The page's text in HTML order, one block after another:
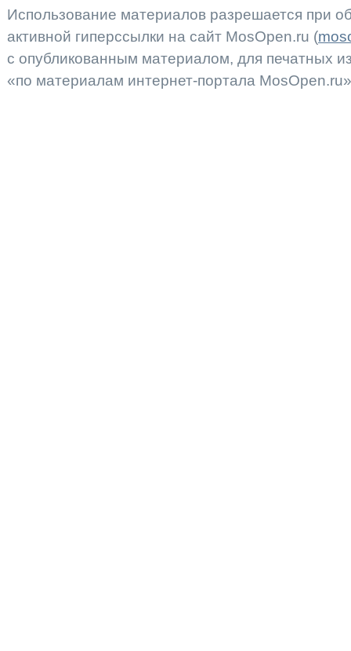
Использование материалов разрешается при
активной гиперссылки на сайт MosOpen.ru (
с опубликованным материалом, для печатных
«по материалам интернет-портала